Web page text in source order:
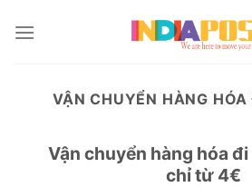
VẬN CHUYỂN HÀNG
Vận chuyển hàng hóa đi
chỉ từ 4€